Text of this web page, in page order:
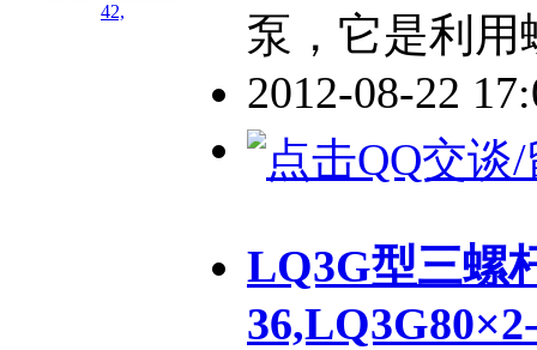
泵，它是利用
2012-08-22
LQ3G型三螺